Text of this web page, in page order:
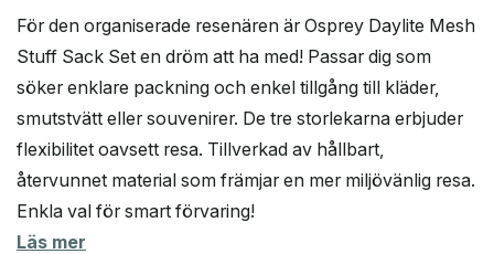
För den organiserade resenären är Osprey Daylite Mesh
Stuff Sack Set en dröm att ha med! Passar dig som
söker enklare packning och enkel tillgång till kläder,
smutstvätt eller souvenirer. De tre storlekarna erbjuder
flexibilitet oavsett resa. Tillverkad av hållbart,
återvunnet material som främjar en mer miljövänlig resa.
Enkla val för smart förvaring!
Läs mer